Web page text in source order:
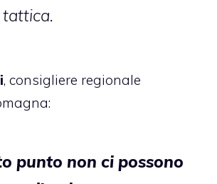
, consigliere regionale
punto non ci possono